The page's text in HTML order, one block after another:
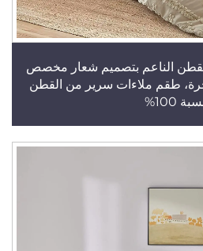
الناعم بتصميم شعار مخصص
طقم ملاءات سرير من القطن
100%